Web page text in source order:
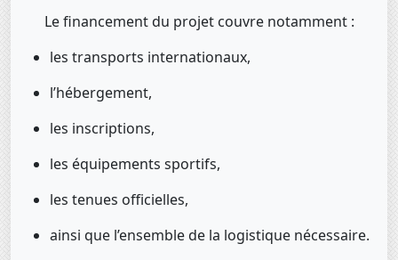
Le financement du projet couvre notamment :
les transports internationaux,
l’hébergement,
les inscriptions,
les équipements sportifs,
les tenues officielles,
ainsi que l’ensemble de la logistique nécessaire.